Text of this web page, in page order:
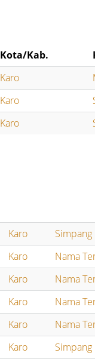
Kota/Kab.
Karo
Karo
Karo
Karo
Karo Nama
Karo Nama
Karo Nama
Karo Nama
Karo